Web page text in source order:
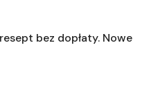
bez dopłaty. Nowe